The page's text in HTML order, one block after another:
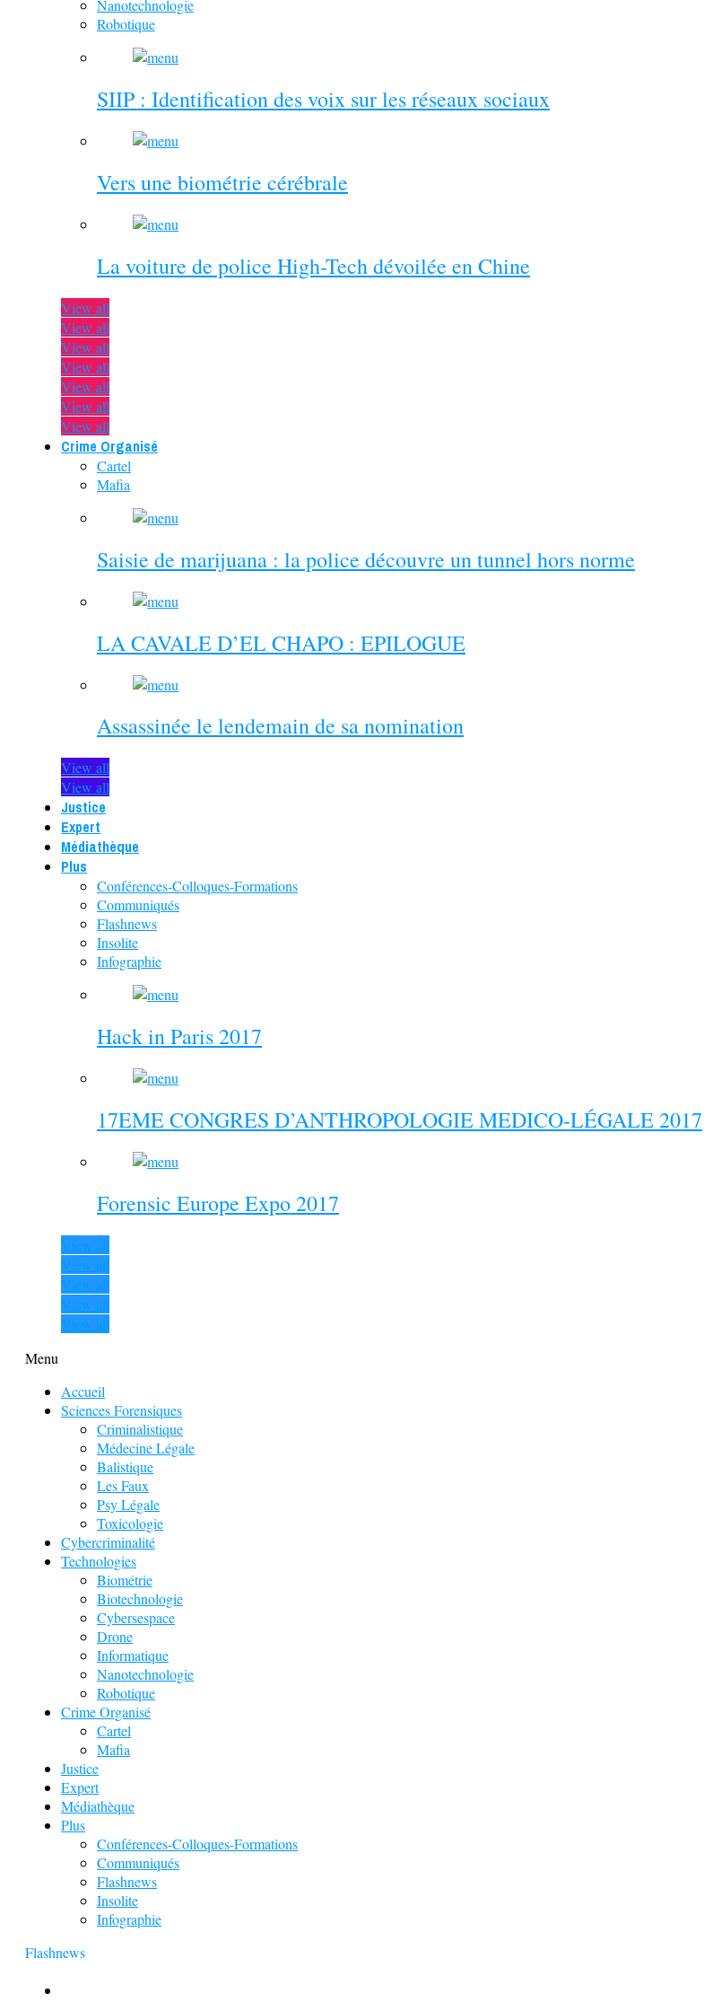
Nanotechnologie
Robotique
SIIP : Identification des voix sur les réseaux sociaux
Vers une biométrie cérébrale
La voiture de police High-Tech dévoilée en Chine
View all
View all
View all
View all
View all
View all
View all
Crime Organisé
Cartel
Mafia
Saisie de marijuana : la police découvre un tunnel hors norme
LA CAVALE D’EL CHAPO : EPILOGUE
Assassinée le lendemain de sa nomination
View all
View all
Justice
Expert
Médiathèque
Plus
Conférences-Colloques-Formations
Communiqués
Flashnews
Insolite
Infographie
Hack in Paris 2017
17EME CONGRES D’ANTHROPOLOGIE MEDICO-LÉGALE 2017
Forensic Europe Expo 2017
View all
View all
View all
View all
View all
Menu
Accueil
Sciences Forensiques
Criminalistique
Médecine Légale
Balistique
Les Faux
Psy Légale
Toxicologie
Cybercriminalité
Technologies
Biométrie
Biotechnologie
Cybersespace
Drone
Informatique
Nanotechnologie
Robotique
Crime Organisé
Cartel
Mafia
Justice
Expert
Médiathèque
Plus
Conférences-Colloques-Formations
Communiqués
Flashnews
Insolite
Infographie
Flashnews